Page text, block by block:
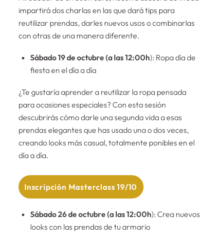
impartirá dos charlas en las que dará tips para
reutilizar prendas, darles nuevos usos o combinarlas
con otras de una manera diferente.
Sábado 19 de octubre (a las 12:00h): Ropa día de
fiesta en el día a día
¿Te gustaría aprender a reutilizar la ropa pensada
para ocasiones especiales? Con esta sesión
descubrirás cómo darle una segunda vida a esas
prendas elegantes que has usado una o dos veces,
creando looks más casual, totalmente ponibles en el
día a día.
Inscripción Masterclass 19/10
Sábado 26 de octubre (a las 12:00h): Crea nuevos
looks con las prendas de tu armario